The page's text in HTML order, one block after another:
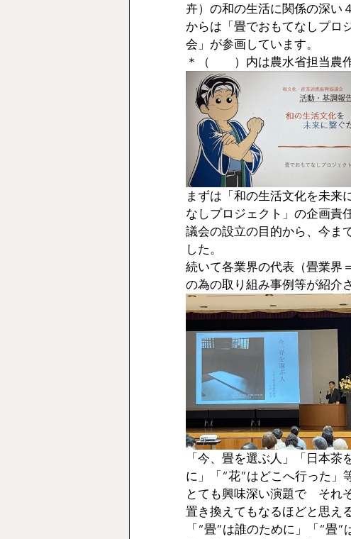
卉）の和の生活に関係の深い
からは「畳でおもてなしプロ
会」が参画しています。
＊（　　）内は農水省担当農
まずは「和の生活文化を未来
なしプロジェクト」の企画責
議会の設立の目的から、今ま
した。
続いて各業界の代表（畳業界
の為の取り組み事例等が紹介
「今、畳を選ぶ人」「日本
に」「“花”はどこへ行った」
とても興味深い演題で　それ
置き換えてもなるほどと思え
「“畳”は誰のために」「“畳